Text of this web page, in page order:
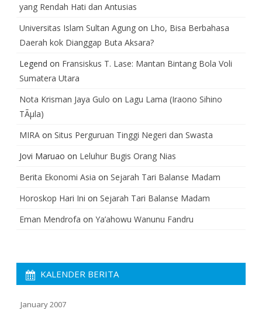
yang Rendah Hati dan Antusias
Universitas Islam Sultan Agung on Lho, Bisa Berbahasa
Daerah kok Dianggap Buta Aksara?
Legend on Fransiskus T. Lase: Mantan Bintang Bola Voli
Sumatera Utara
Nota Krisman Jaya Gulo on Lagu Lama (Iraono Sihino
TÃµla)
MIRA on Situs Perguruan Tinggi Negeri dan Swasta
Jovi Maruao on Leluhur Bugis Orang Nias
Berita Ekonomi Asia on Sejarah Tari Balanse Madam
Horoskop Hari Ini on Sejarah Tari Balanse Madam
Eman Mendrofa on Ya’ahowu Wanunu Fandru
KALENDER BERITA
January 2007